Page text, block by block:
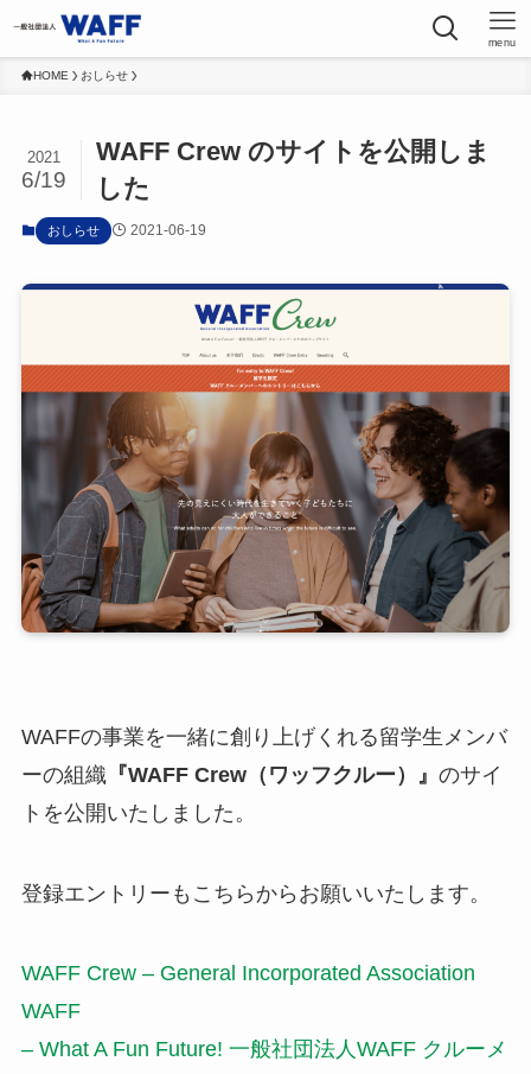
menu
HOME おしらせ
WAFF Crew のサイトを公開しま
した
2021
6/19
おしらせ 2021-06-19
WAFFの事業を一緒に創り上げくれる留学生メンバ
ーの組織『WAFF Crew（ワッフクルー）』 のサイ
トを公開いたしました。
登録エントリーもこちらからお願いいたします。
WAFF Crew – General Incorporated Association
WAFF
– What A Fun Future! 一般社団法人WAFF クルーメ